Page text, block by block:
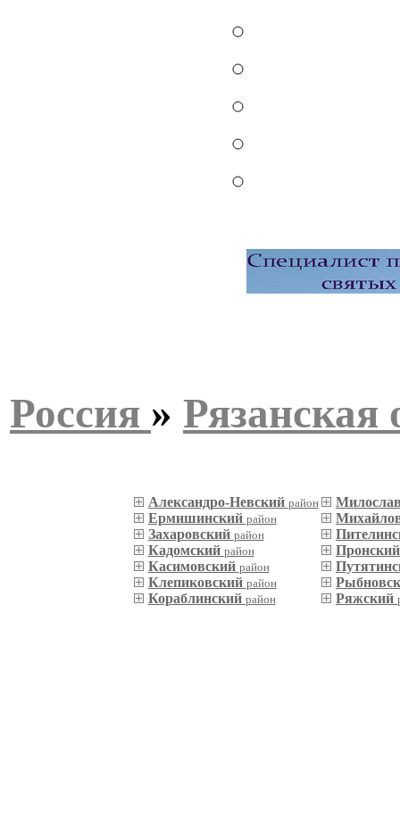
Россия » Рязанская
Александро-Невский район
Ермишинский район
Захаровский район
Кадомский район
Касимовский район
Клепиковский район
Кораблинский район
Ряжский